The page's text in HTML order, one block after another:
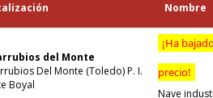
Nombre
del Monte
Del Monte (Toledo) P. I.
Boyal
¡Ha
precio!
Nave